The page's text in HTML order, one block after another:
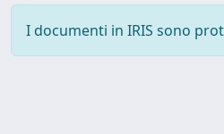
I documenti in IRIS sono